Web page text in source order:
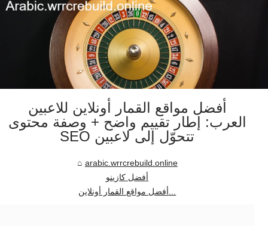
أفضل مواقع القمار أونلاين للاعبين
العرب: إطار تقييم واضح + وصفة محتوى
SEO تتحوّل إلى لاعبين
arabic.wrrcrebuild.online
أفضل كازينو
أفضل مواقع القمار أونلاين...